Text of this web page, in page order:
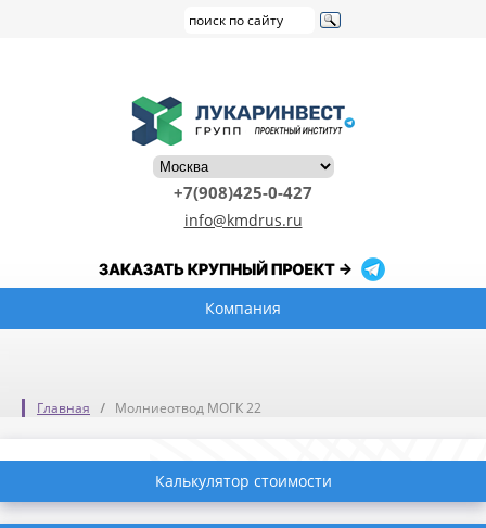
+7(908)425-0-427
info@kmdrus.ru
Компания
Главная Молниеотвод МОГК 22
Калькулятор стоимости